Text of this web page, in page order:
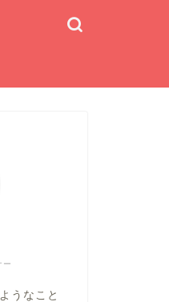
ー
うなこと